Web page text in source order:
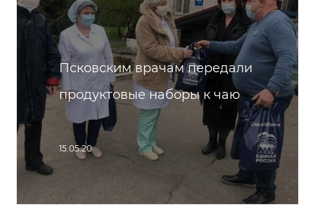
Псковским врачам передали
продуктовые наборы к чаю
15.05.20